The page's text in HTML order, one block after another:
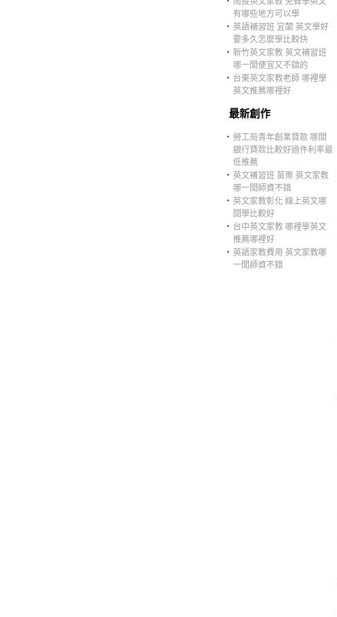
有哪些地方可以學
‧ 英語補習班 宜蘭 英文學好
要多久怎麼學比較快
‧ 新竹英文家教 英文補習班
哪一間便宜又不錯的
‧ 台東英文家教老師 哪裡學
英文推薦哪裡好
最新創作
‧ 勞工局青年創業貸款 哪間
銀行貸款比較好過件利率最
低推薦
‧ 英文補習班 苗栗 英文家教
哪一間師資不錯
‧ 英文家教彰化 線上英文哪
間學比較好
‧ 台中英文家教 哪裡學英文
推薦哪裡好
‧ 英語家教費用 英文家教哪
一間師資不錯